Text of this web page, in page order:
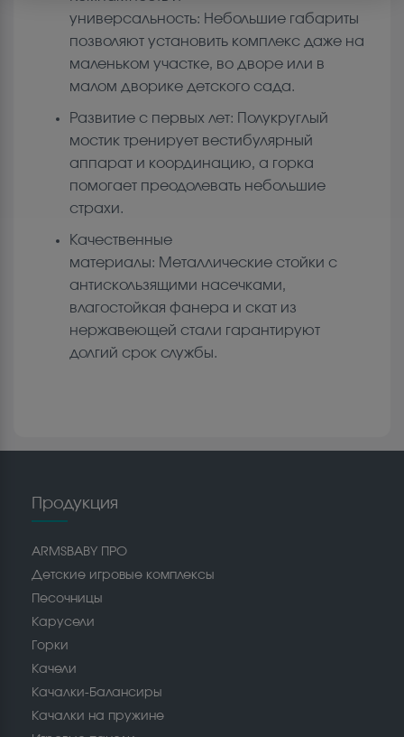
универсальность: Небольшие габариты
позволяют установить комплекс даже на
маленьком участке, во дворе или в
малом дворике детского сада.
Развитие с первых лет: Полукруглый
мостик тренирует вестибулярный
аппарат и координацию, а горка
помогает преодолевать небольшие
страхи.
Качественные
материалы: Металлические стойки с
антискользящими насечками,
влагостойкая фанера и скат из
нержавеющей стали гарантируют
долгий срок службы.
Продукция
ARMSBABY ПРО
Детские игровые комплексы
Песочницы
Карусели
Горки
Качели
Качалки-Балансиры
Качалки на пружине